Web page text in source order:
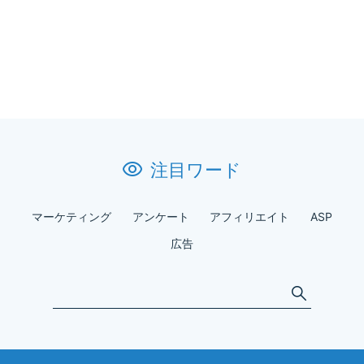
注目ワード
マーケティング アンケート アフィリエイト
ASP
広告